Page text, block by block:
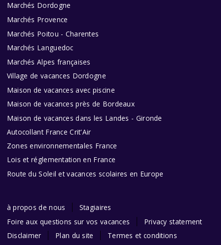
Marchés Dordogne
Marchés Provence
Marchés Poitou - Charentes
Marchés Languedoc
Marchés Alpes françaises
Village de vacances Dordogne
Maison de vacances avec piscine
Maison de vacances près de Bordeaux
Maison de vacances dans les Landes - Gironde
Autocollant France Crit'Air
Zones environnementales France
Lois et réglementation en France
Route du Soleil et vacances scolaires en Europe
à propos de nous
Stagiaires
Foire aux questions sur vos vacances
Privacy statement
Disclaimer
Plan du site Termes et conditions